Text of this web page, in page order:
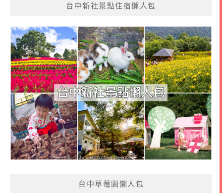
台中新社景點住宿懶人包
台中草莓園懶人包